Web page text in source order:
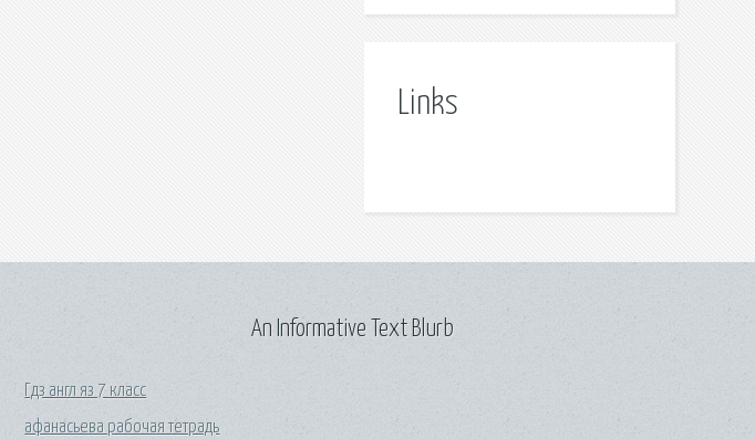
Links
Гдз англ яз 7 класс
афанасьева рабочая тетрадь
An Informative Text Blurb